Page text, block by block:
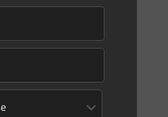
no prazo de vinte dias,
defesa contra o auto de
§ 1º do art. 97-A.
audiência de conciliação
do autuado ou por ausência
do prazo para
trata ocaputreiniciará